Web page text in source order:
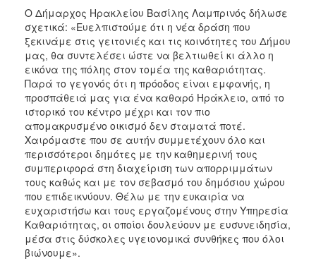
Ο Δήμαρχος Ηρακλείου Βασίλης Λαμπρινός δήλωσε
σχετικά: «Ευελπιστούμε ότι η νέα δράση που
ξεκινάμε στις γειτονιές και τις κοινότητες του Δήμου
μας, θα συντελέσει ώστε να βελτιωθεί κι άλλο η
εικόνα της πόλης στον τομέα της καθαριότητας.
Παρά το γεγονός ότι η πρόοδος είναι εμφανής, η
προσπάθειά μας για ένα καθαρό Ηράκλειο, από το
ιστορικό του κέντρο μέχρι και τον πιο
απομακρυσμένο οικισμό δεν σταματά ποτέ.
Χαιρόμαστε που σε αυτήν συμμετέχουν όλο και
περισσότεροι δημότες με την καθημερινή τους
συμπεριφορά στη διαχείριση των απορριμμάτων
τους καθώς και με τον σεβασμό του δημόσιου χώρου
που επιδεικνύουν. Θέλω με την ευκαιρία να
ευχαριστήσω και τους εργαζομένους στην Υπηρεσία
Καθαριότητας, οι οποίοι δουλεύουν με ευσυνειδησία,
μέσα στις δύσκολες υγειονομικά συνθήκες που όλοι
βιώνουμε».